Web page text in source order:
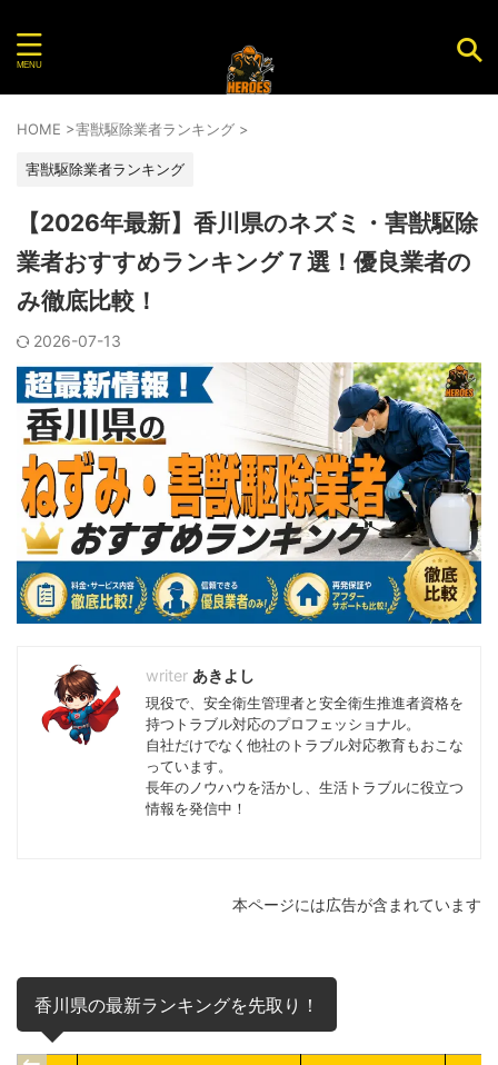
HOME >害獣駆除業者ランキング >
害獣駆除業者ランキング
【2026年最新】香川県のネズミ・害獣駆除
業者おすすめランキング７選！優良業者の
み徹底比較！
2026-07-13
あきよし
現役で、安全衛生管理者と安全衛生推進者資格を
持つトラブル対応のプロフェッショナル。
自社だけでなく他社のトラブル対応教育もおこな
っています。
長年のノウハウを活かし、生活トラブルに役立つ
情報を発信中！
本ページには広告が含まれています
香川県の最新ランキングを先取り！